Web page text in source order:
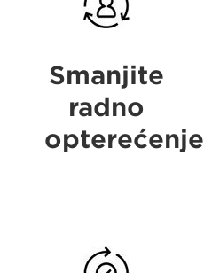
Smanjite
radno
opterećenje
Benefits